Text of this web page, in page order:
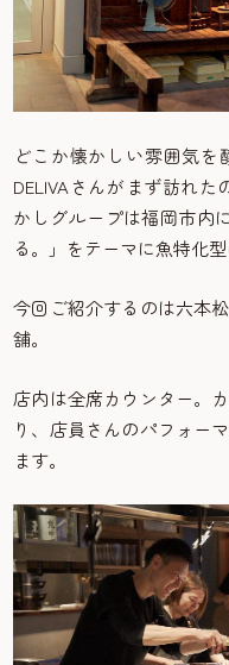
どこか懐かしい雰囲気を
DELIVAさんがまず訪れ
かしグループは福岡市内
る。」をテーマに魚特化
今回ご紹介するのは六本
舗。
店内は全席カウンター。
り、店員さんのパフォー
ます。